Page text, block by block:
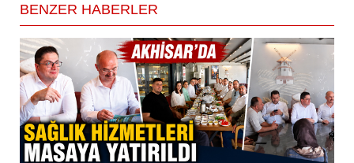
BENZER HABERLER